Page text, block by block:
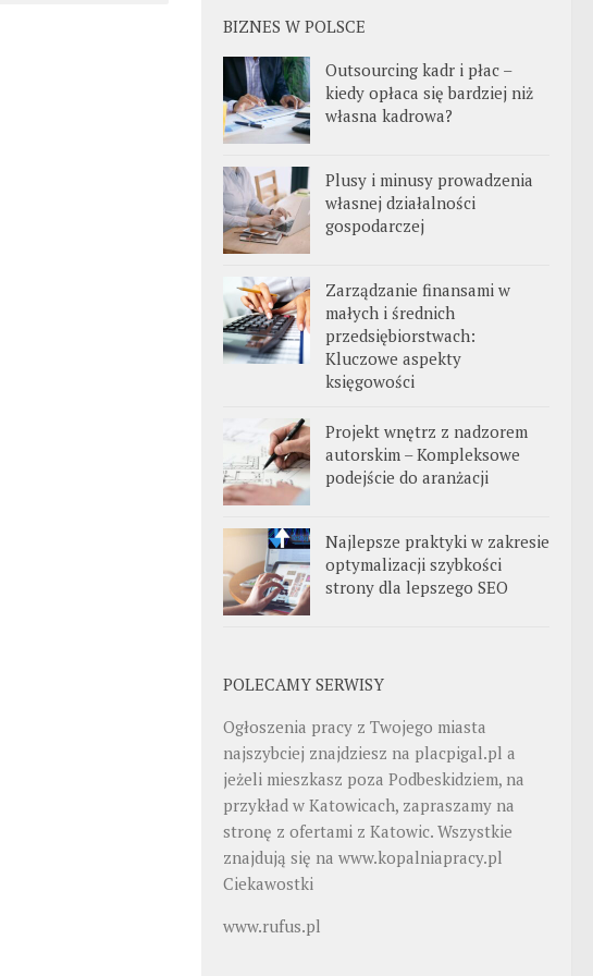
BIZNES W POLSCE
Outsourcing kadr i płac –
kiedy opłaca się bardziej niż
własna kadrowa?
Plusy i minusy prowadzenia
własnej działalności
gospodarczej
Zarządzanie finansami w
małych i średnich
przedsiębiorstwach:
Kluczowe aspekty
księgowości
Projekt wnętrz z nadzorem
autorskim – Kompleksowe
podejście do aranżacji
Najlepsze praktyki w zakresie
optymalizacji szybkości
strony dla lepszego SEO
POLECAMY SERWISY
Ogłoszenia pracy z Twojego miasta
najszybciej znajdziesz na placpigal.pl a
jeżeli mieszkasz poza Podbeskidziem, na
przykład w Katowicach, zapraszamy na
stronę z ofertami z Katowic. Wszystkie
znajdują się na www.kopalniapracy.pl
Ciekawostki
www.rufus.pl